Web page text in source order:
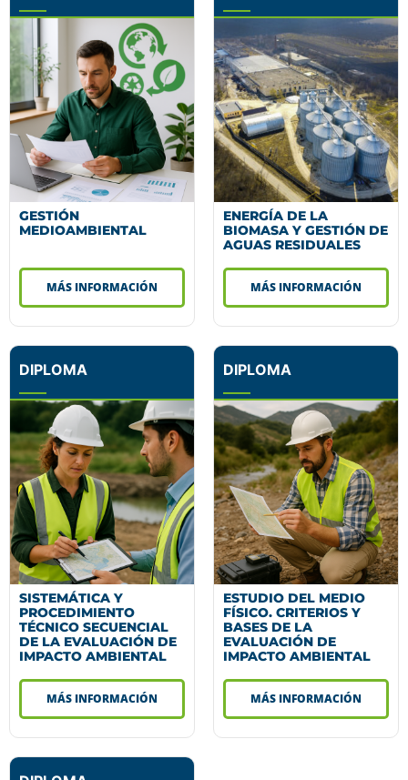
GESTIÓN
MEDIOAMBIENTAL
MÁS INFORMACIÓN
ENERGÍA DE LA
BIOMASA Y GESTIÓN DE
AGUAS RESIDUALES
MÁS INFORMACIÓN
DIPLOMA
SISTEMÁTICA Y
PROCEDIMIENTO
TÉCNICO SECUENCIAL
DE LA EVALUACIÓN DE
IMPACTO AMBIENTAL
MÁS INFORMACIÓN
DIPLOMA
ESTUDIO DEL MEDIO
FÍSICO. CRITERIOS Y
BASES DE LA
EVALUACIÓN DE
IMPACTO AMBIENTAL
MÁS INFORMACIÓN